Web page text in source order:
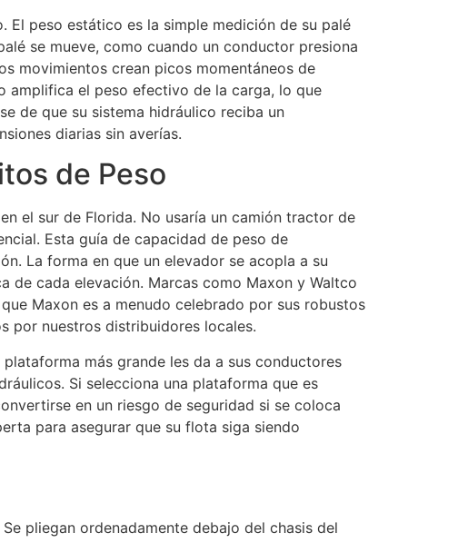
peso estático es la simple medición de su palé
se mueve, como cuando un conductor presiona
movimientos crean picos momentáneos de
amplifica el peso efectivo de la carga, lo que
de que su sistema hidráulico reciba un
diarias sin averías.
de Peso
el sur de Florida. No usaría un camión tractor de
Esta guía de capacidad de peso de
La forma en que un elevador se acopla a su
de cada elevación. Marcas como Maxon y Waltco
Maxon es a menudo celebrado por sus robustos
por nuestros distribuidores locales.
más grande les da a sus conductores
Si selecciona una plataforma que es
en un riesgo de seguridad si se coloca
para asegurar que su flota siga siendo
pliegan ordenadamente debajo del chasis del